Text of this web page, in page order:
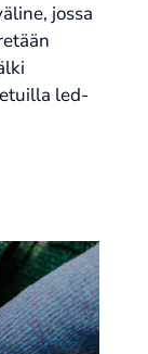
jossa
led-